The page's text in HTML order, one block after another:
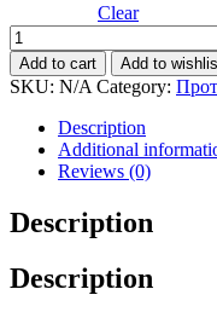
Clear
Whey
Isolate
quantity
Add to cart Add to
SKU: N/A Category:
Description
Additional
Reviews (0)
Description
Description